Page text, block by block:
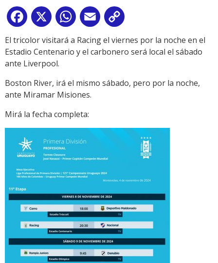
Facebook
X WhatsApp
Email
Link
El tricolor visitará a Racing el viernes por la noche en el
Estadio Centenario y el carbonero será local el sábado
ante Liverpool.
Boston River, irá el mismo sábado, pero por la noche,
ante Miramar Misiones.
Mirá la fecha completa: